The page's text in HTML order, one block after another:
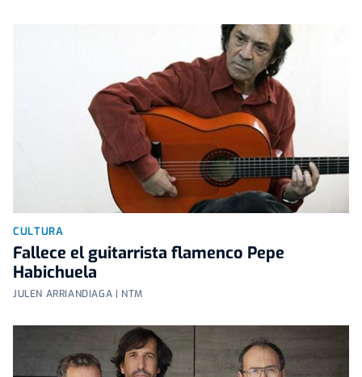
CULTURA
Fallece el guitarrista flamenco Pepe
Habichuela
JULEN ARRIANDIAGA | NTM